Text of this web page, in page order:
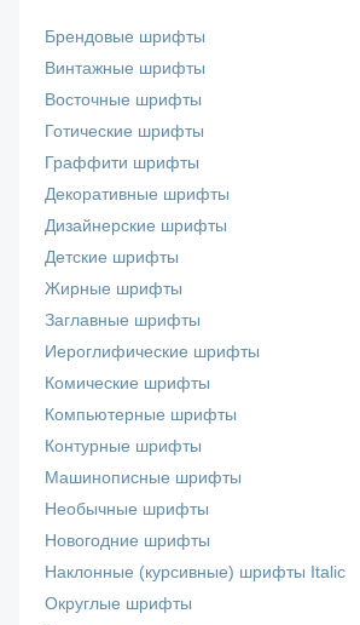
Брендовые шрифты
Винтажные шрифты
Восточные шрифты
Готические шрифты
Граффити шрифты
Декоративные шрифты
Дизайнерские шрифты
Детские шрифты
Жирные шрифты
Заглавные шрифты
Иероглифические шрифты
Комические шрифты
Компьютерные шрифты
Контурные шрифты
Машинописные шрифты
Необычные шрифты
Новогодние шрифты
Наклонные (курсивные) шрифты Italic
Округлые шрифты